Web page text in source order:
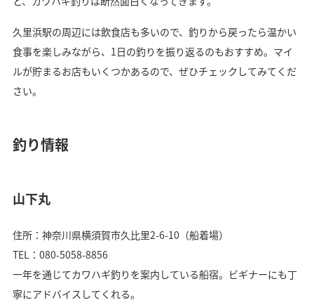
久里浜駅の周辺には飲食店も多いので、釣りから戻ったら温かい
食事を楽しみながら、1日の釣りを振り返るのもおすすめ。マイ
ルが貯まるお店もいくつかあるので、ぜひチェックしてみてくだ
さい。
釣り情報
山下丸
住所：神奈川県横須賀市久比里2-6-10（船着場）
TEL：080-5058-8856
一年を通じてカワハギ釣りを案内している船宿。ビギナーにも丁
寧にアドバイスしてくれる。